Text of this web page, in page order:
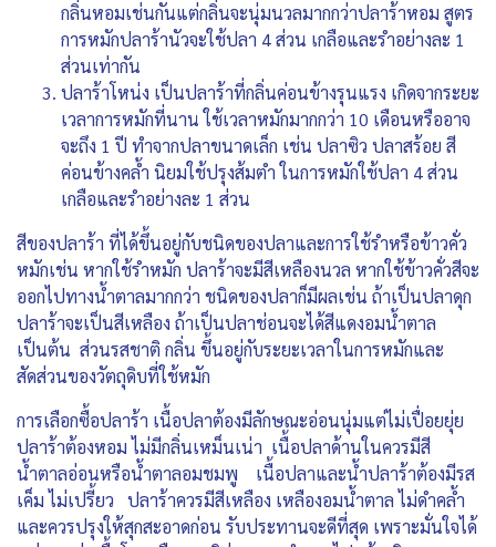
กลิ่นหอมเช่นกันแต่กลิ่นจะนุ่มนวลมากกว่าปลาร้าหอม สูตร
การหมักปลาร้านัวจะใช้ปลา 4 ส่วน เกลือและรำอย่างละ 1
ส่วนเท่ากัน
ปลาร้าโหน่ง เป็นปลาร้าที่กลิ่นค่อนข้างรุนแรง เกิดจากระยะ
เวลาการหมักที่นาน ใช้เวลาหมักมากกว่า 10 เดือนหรืออาจ
จะถึง 1 ปี ทำจากปลาขนาดเล็ก เช่น ปลาซิว ปลาสร้อย สี
ค่อนข้างคล้ำ นิยมใช้ปรุงส้มตำ ในการหมักใช้ปลา 4 ส่วน
เกลือและรำอย่างละ 1 ส่วน
สีของปลาร้า ที่ได้ขึ้นอยู่กับชนิดของปลาและการใช้รำหรือข้าวคั่ว
หมักเช่น หากใช้รำหมัก ปลาร้าจะมีสีเหลืองนวล หากใช้ข้าวคั่วสีจะ
ออกไปทางน้ำตาลมากกว่า ชนิดของปลาก็มีผลเช่น ถ้าเป็นปลาดุก
ปลาร้าจะเป็นสีเหลือง ถ้าเป็นปลาช่อนจะได้สีแดงอมน้ำตาล
เป็นต้น ส่วนรสชาติ กลิ่น ขึ้นอยู่กับระยะเวลาในการหมักและ
สัดส่วนของวัตถุดิบที่ใช้หมัก
การเลือกซื้อปลาร้า เนื้อปลาต้องมีลักษณะอ่อนนุ่มแต่ไม่เปื่อยยุ่ย
ปลาร้าต้องหอม ไม่มีกลิ่นเหม็นเน่า เนื้อปลาด้านในควรมีสี
น้ำตาลอ่อนหรือน้ำตาลอมชมพู เนื้อปลาและน้ำปลาร้าต้องมีรส
เค็ม ไม่เปรี้ยว ปลาร้าควรมีสีเหลือง เหลืองอมน้ำตาล ไม่ดำคล้ำ
และควรปรุงให้สุกสะอาดก่อน รับประทานจะดีที่สุด เพราะมั่นใจได้